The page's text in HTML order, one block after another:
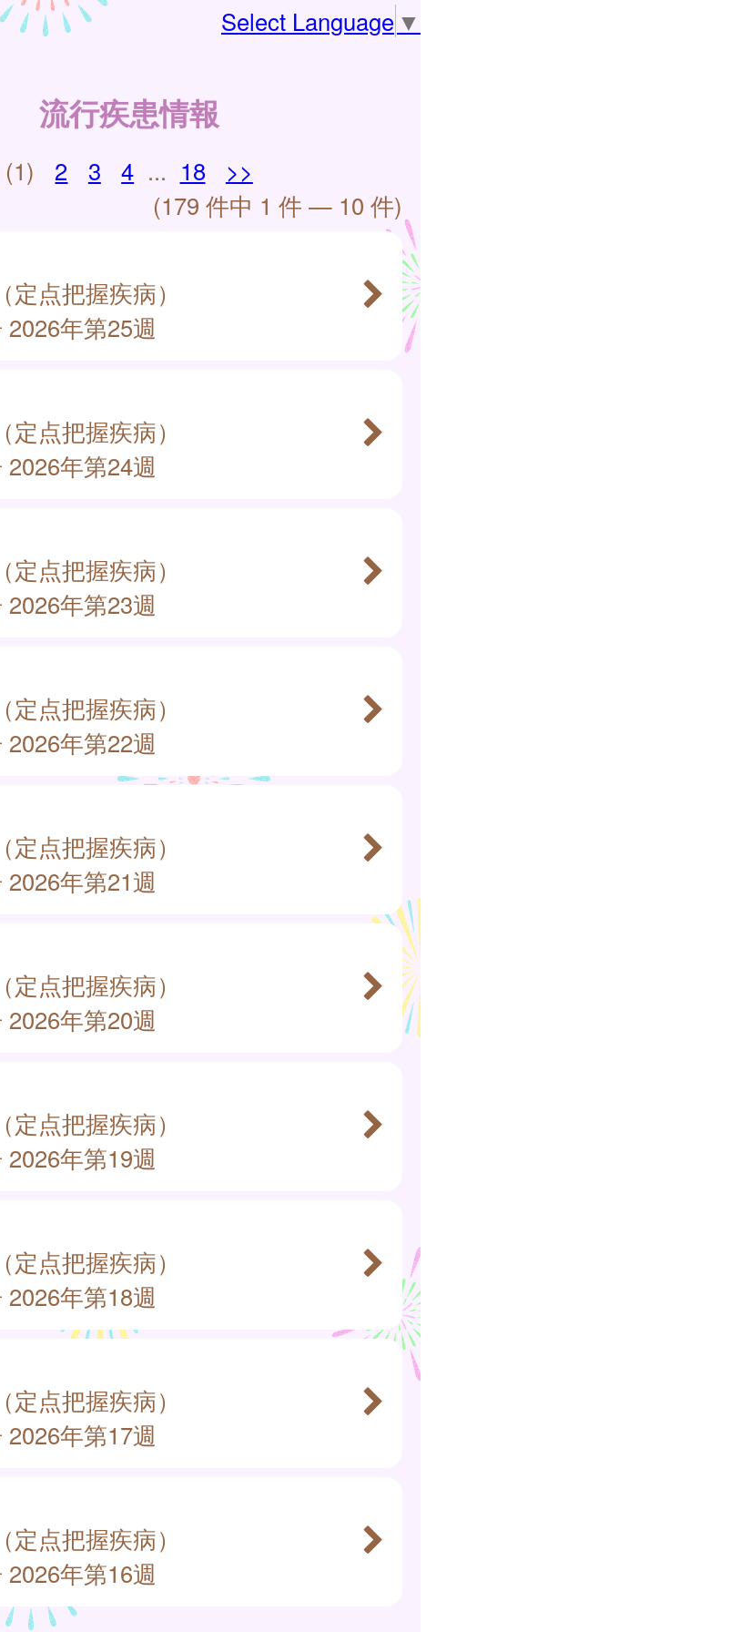
Select Language ▼
流行疾患情報
(1) 2 3 4 ... 18
>>
(179 件中 1 件 — 10 件)
点把握疾病）
年第25週
点把握疾病）
年第24週
点把握疾病）
年第23週
点把握疾病）
年第22週
点把握疾病）
年第21週
点把握疾病）
年第20週
点把握疾病）
年第19週
点把握疾病）
年第18週
点把握疾病）
年第17週
点把握疾病）
年第16週